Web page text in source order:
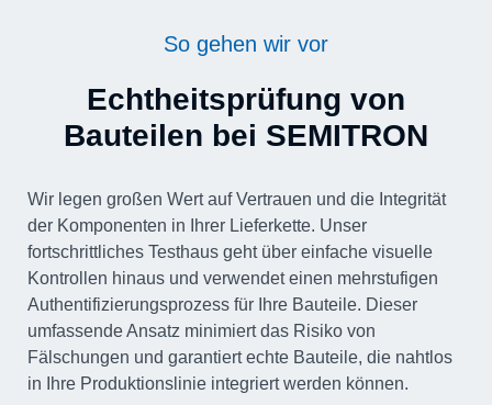
So gehen wir vor
Echtheitsprüfung von
Bauteilen bei SEMITRON
Wir legen großen Wert auf Vertrauen und die Integrität
der Komponenten in Ihrer Lieferkette. Unser
fortschrittliches Testhaus geht über einfache visuelle
Kontrollen hinaus und verwendet einen mehrstufigen
Authentifizierungsprozess für Ihre Bauteile. Dieser
umfassende Ansatz minimiert das Risiko von
Fälschungen und garantiert echte Bauteile, die nahtlos
in Ihre Produktionslinie integriert werden können.